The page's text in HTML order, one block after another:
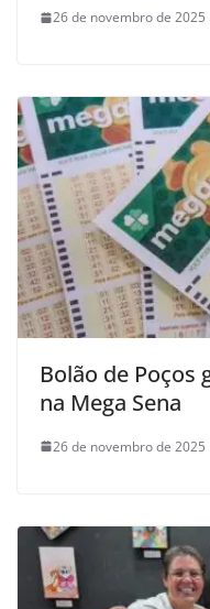
26 de novembro de 2025
Bolão de Poços
na Mega Sena
26 de novembro de 2025